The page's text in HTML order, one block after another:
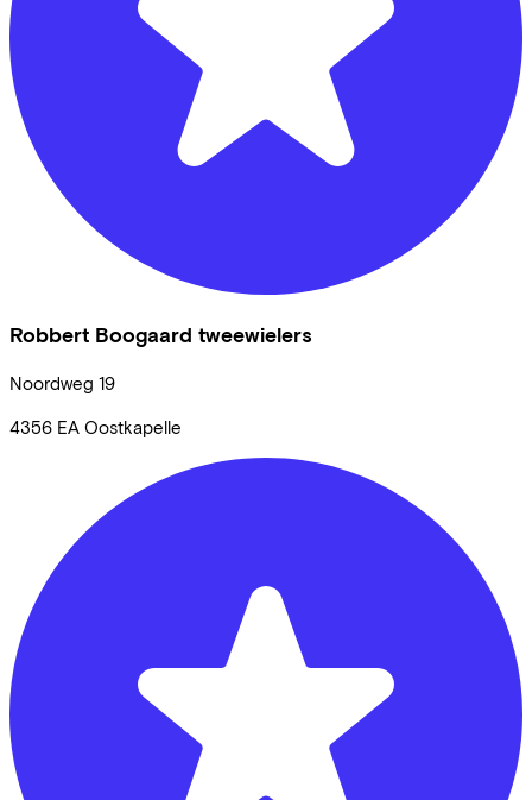
Robbert Boogaard tweewielers
Noordweg 19
4356 EA Oostkapelle